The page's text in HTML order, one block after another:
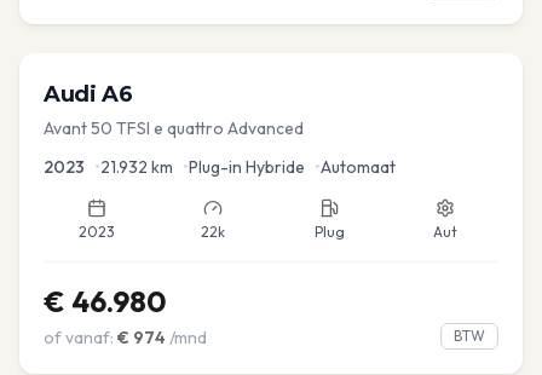
Audi A6
Avant 50 TFSI e quattro Advanced
2023 •21.932 km •Plug-in Hybride •Automaat
2023 22k Plug Aut
€ 46.980
of vanaf: € 974 /mnd BTW